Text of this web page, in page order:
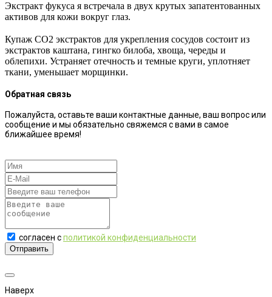
Экстракт фукуса я встречала в двух крутых запатентованных
активов для кожи вокруг глаз.
Купаж СО2 экстрактов для укрепления сосудов состоит из
экстрактов каштана, гингко билоба, хвоща, череды и
облепихи. Устраняет отечность и темные круги, уплотняет
ткани, уменьшает морщинки.
Обратная связь
Пожалуйста, оставьте ваши контактные данные, ваш вопрос или
сообщение и мы обязательно свяжемся с вами в самое
ближайшее время!
согласен сполитикой конфиденциальности
Отправить
Наверх